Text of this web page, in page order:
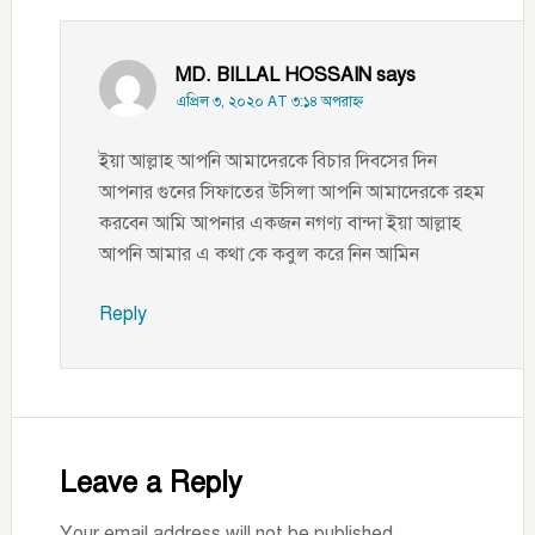
MD. BILLAL HOSSAIN says
এপ্রিল ৩, ২০২০ AT ৩:১৪ অপরাহ্ণ
ইয়া আল্লাহ আপনি আমাদেরকে বিচার দিবসের দিন
আপনার গুনের সিফাতের উসিলা আপনি আমাদেরকে রহম
করবেন আমি আপনার একজন নগণ্য বান্দা ইয়া আল্লাহ
আপনি আমার এ কথা কে কবুল করে নিন আমিন
Reply
Leave a Reply